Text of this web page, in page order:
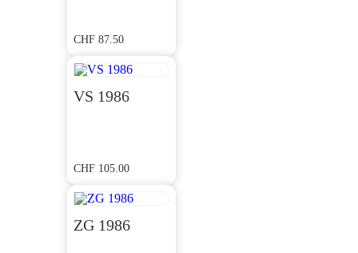
CHF 87.50
VS 1986
CHF 105.00
ZG 1986